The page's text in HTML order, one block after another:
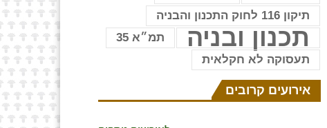
תיקון 116 לחוק התכנון והבניה
תכנון ובניה
תמ״א 35
תעסוקה לא חקלאית
אירועים קרובים